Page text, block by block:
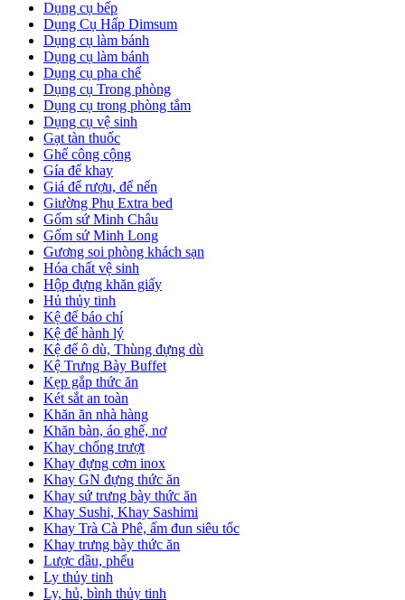
Dụng cụ bếp
Dụng Cụ Hấp Dimsum
Dụng cụ làm bánh
Dụng cụ làm bánh
Dụng cụ pha chế
Dụng cụ Trong phòng
Dụng cụ trong phòng tắm
Dụng cụ vệ sinh
Gạt tàn thuốc
Ghế công cộng
Gía để khay
Giá để rượu, để nến
Giường Phụ Extra bed
Gốm sứ Minh Châu
Gốm sứ Minh Long
Gương soi phòng khách sạn
Hóa chất vệ sinh
Hộp đựng khăn giấy
Hủ thủy tinh
Kệ để báo chí
Kệ để hành lý
Kệ để ô dù, Thùng đựng dù
Kệ Trưng Bày Buffet
Kẹp gắp thức ăn
Két sắt an toàn
Khăn ăn nhà hàng
Khăn bàn, áo ghế, nơ
Khay chống trượt
Khay đựng cơm inox
Khay GN đựng thức ăn
Khay sứ trưng bày thức ăn
Khay Sushi, Khay Sashimi
Khay Trà Cà Phê, ấm đun siêu tốc
Khay trưng bày thức ăn
Lược dầu, phểu
Ly thủy tinh
Ly, hủ, bình thủy tinh